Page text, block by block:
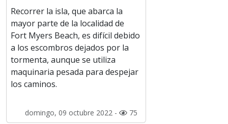
Recorrer la isla, que abarca la
mayor parte de la localidad de
Fort Myers Beach, es difícil debido
a los escombros dejados por la
tormenta, aunque se utiliza
maquinaria pesada para despejar
los caminos.
domingo, 09 octubre 2022 - 75